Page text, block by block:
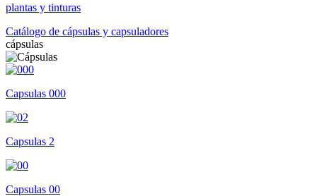
plantas y tinturas
Catálogo de cápsulas y capsuladores
cápsulas
Capsulas 000
Capsulas 2
Capsulas 00